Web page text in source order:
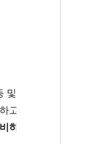
저장,
고 튜닝
하는 것